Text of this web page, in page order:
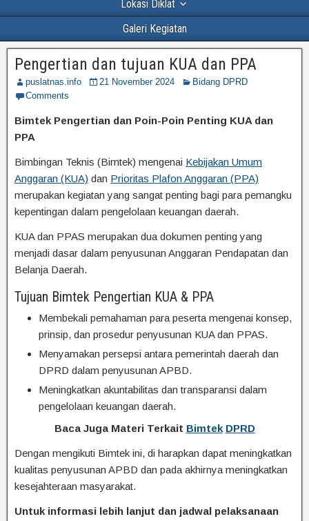
Lokasi Diklat
Galeri Kegiatan
Pengertian dan tujuan KUA dan PPA
puslatnas.info 21 November 2024
Bidang DPRD
Comments
Bimtek Pengertian dan Poin-Poin Penting KUA dan
PPA
Bimbingan Teknis (Bimtek) mengenai Kebijakan Umum
Anggaran (KUA) dan Prioritas Plafon Anggaran (PPA)
merupakan kegiatan yang sangat penting bagi para pemangku
kepentingan dalam pengelolaan keuangan daerah.
KUA dan PPAS merupakan dua dokumen penting yang
menjadi dasar dalam penyusunan Anggaran Pendapatan dan
Belanja Daerah.
Tujuan Bimtek Pengertian KUA & PPA
Membekali pemahaman para peserta mengenai konsep,
prinsip, dan prosedur penyusunan KUA dan PPAS.
Menyamakan persepsi antara pemerintah daerah dan
DPRD dalam penyusunan APBD.
Meningkatkan akuntabilitas dan transparansi dalam
pengelolaan keuangan daerah.
Baca Juga Materi Terkait Bimtek DPRD
Dengan mengikuti Bimtek ini, di harapkan dapat meningkatkan
kualitas penyusunan APBD dan pada akhirnya meningkatkan
kesejahteraan masyarakat.
Untuk informasi lebih lanjut dan jadwal pelaksanaan